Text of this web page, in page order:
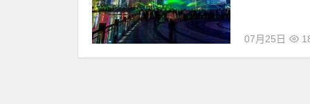
07月25日